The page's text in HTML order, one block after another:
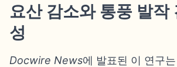
요산 감소와 통풍 발작
성
Docwire News에 발표된 이 연구